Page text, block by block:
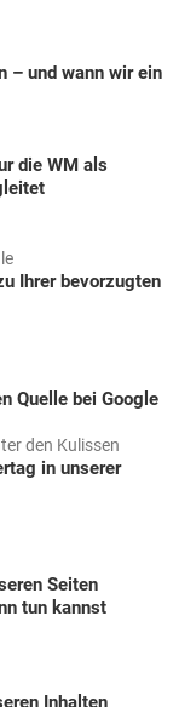
– und wann wir ein
die WM als
Ihrer bevorzugten
Quelle bei Google
den Kulissen
in unserer
Seiten
tun kannst
Inhalten